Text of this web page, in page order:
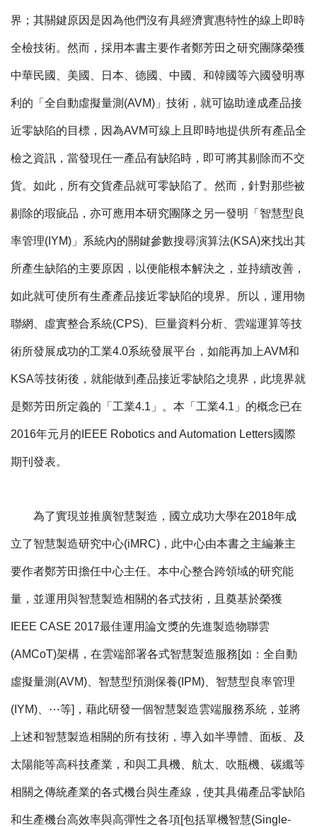
界；其關鍵原因是因為他們沒有具經濟實惠特性的線上即時
全檢技術。然而，採用本書主要作者鄭芳田之研究團隊榮獲
中華民國、美國、日本、德國、中國、和韓國等六國發明專
利的「全自動虛擬量測(AVM)」技術，就可協助達成產品接
近零缺陷的目標，因為AVM可線上且即時地提供所有產品全
檢之資訊，當發現任一產品有缺陷時，即可將其剔除而不交
貨。如此，所有交貨產品就可零缺陷了。然而，針對那些被
剔除的瑕疵品，亦可應用本研究團隊之另一發明「智慧型良
率管理(IYM)」系統內的關鍵參數搜尋演算法(KSA)來找出其
所產生缺陷的主要原因，以便能根本解決之，並持續改善，
如此就可使所有生產產品接近零缺陷的境界。所以，運用物
聯網、虛實整合系統(CPS)、巨量資料分析、雲端運算等技
術所發展成功的工業4.0系統發展平台，如能再加上AVM和
KSA等技術後，就能做到產品接近零缺陷之境界，此境界就
是鄭芳田所定義的「工業4.1」。本「工業4.1」的概念已在
2016年元月的IEEE Robotics and Automation Letters國際
期刊發表。
為了實現並推廣智慧製造，國立成功大學在2018年成
立了智慧製造研究中心(iMRC)，此中心由本書之主編兼主
要作者鄭芳田擔任中心主任。本中心整合跨領域的研究能
量，並運用與智慧製造相關的各式技術，且奠基於榮獲
IEEE CASE 2017最佳運用論文獎的先進製造物聯雲
(AMCoT)架構，在雲端部署各式智慧製造服務[如：全自動
虛擬量測(AVM)、智慧型預測保養(IPM)、智慧型良率管理
(IYM)、⋯等]，藉此研發一個智慧製造雲端服務系統，並將
上述和智慧製造相關的所有技術，導入如半導體、面板、及
太陽能等高科技產業，和與工具機、航太、吹瓶機、碳纖等
相關之傳統產業的各式機台與生產線，使其具備產品零缺陷
和生產機台高效率與高彈性之各項[包括單機智慧(Single-